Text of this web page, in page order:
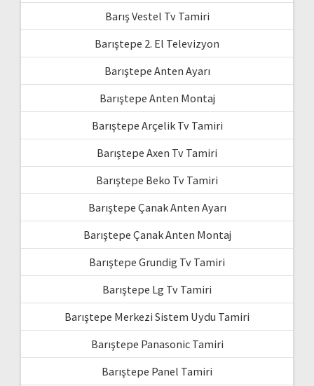
Barış Vestel Tv Tamiri
Barıştepe 2. El Televizyon
Barıştepe Anten Ayarı
Barıştepe Anten Montaj
Barıştepe Arçelik Tv Tamiri
Barıştepe Axen Tv Tamiri
Barıştepe Beko Tv Tamiri
Barıştepe Çanak Anten Ayarı
Barıştepe Çanak Anten Montaj
Barıştepe Grundig Tv Tamiri
Barıştepe Lg Tv Tamiri
Barıştepe Merkezi Sistem Uydu Tamiri
Barıştepe Panasonic Tamiri
Barıştepe Panel Tamiri